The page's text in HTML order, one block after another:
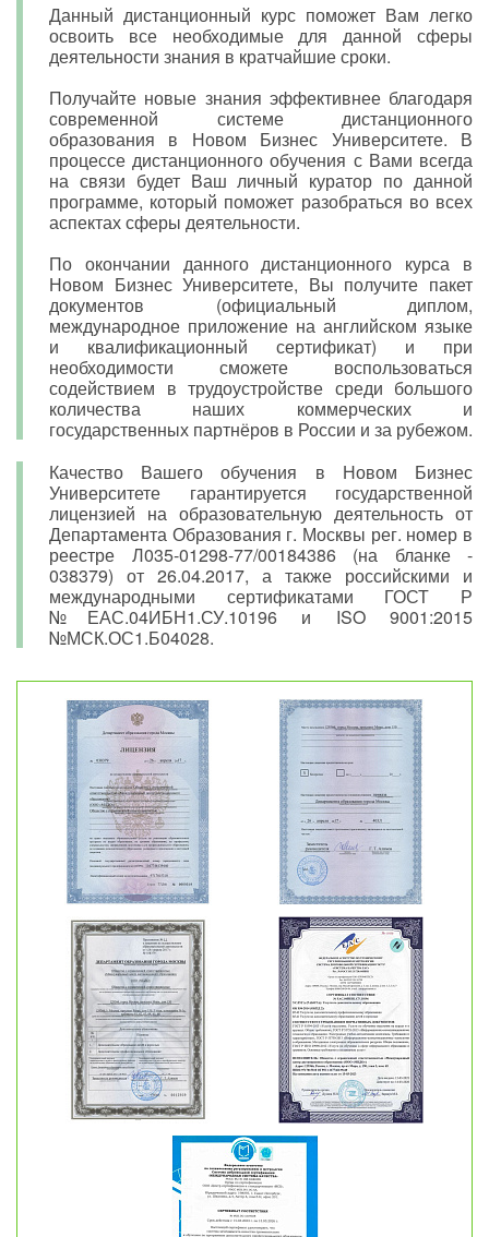
Данный дистанционный курс поможет Вам легко
освоить все необходимые для данной сферы
деятельности знания в кратчайшие сроки.
Получайте новые знания эффективнее благодаря
современной системе дистанционного
образования в Новом Бизнес Университете. В
процессе дистанционного обучения с Вами всегда
на связи будет Ваш личный куратор по данной
программе, который поможет разобраться во всех
аспектах сферы деятельности.
По окончании данного дистанционного курса в
Новом Бизнес Университете, Вы получите пакет
документов (официальный диплом,
международное приложение на английском языке
и квалификационный сертификат) и при
необходимости сможете воспользоваться
содействием в трудоустройстве среди большого
количества наших коммерческих и
государственных партнёров в России и за рубежом.
Качество Вашего обучения в Новом Бизнес
Университете гарантируется государственной
лицензией на образовательную деятельность от
Департамента Образования г. Москвы рег. номер в
реестре Л035-01298-77/00184386 (на бланке -
038379) от 26.04.2017, а также российскими и
международными сертификатами ГОСТ Р
№ЕАС.04ИБН1.СУ.10196 и ISO 9001:2015
№МСК.ОС1.Б04028.